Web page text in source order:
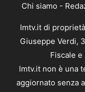
Chi siamo -
Imtv.it di
Giuseppe Verdi,
Fiscale e
Imtv.it non è una
aggiornato senza